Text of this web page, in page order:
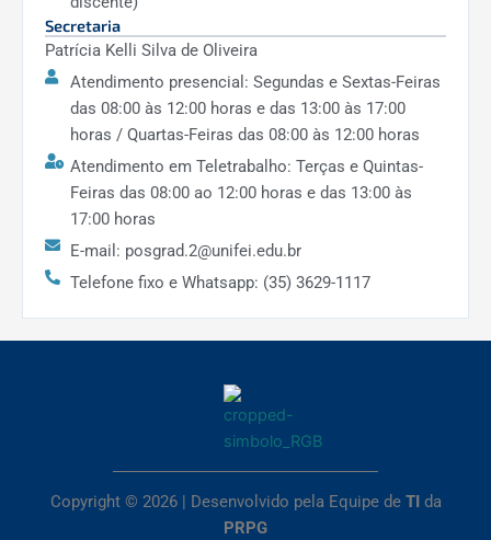
Secretaria
Patrícia Kelli Silva de Oliveira
Atendimento presencial: Segundas e Sextas-Feiras
das 08:00 às 12:00 horas e das 13:00 às 17:00
horas / Quartas-Feiras das 08:00 às 12:00 horas
Atendimento em Teletrabalho: Terças e Quintas-
Feiras das 08:00 ao 12:00 horas e das 13:00 às
17:00 horas
E-mail: posgrad.2@unifei.edu.br
Telefone fixo e Whatsapp: (35) 3629-1117
Copyright © 2026 | Desenvolvido pela Equipe de TI da
PRPG